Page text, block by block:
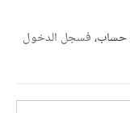
حساب،فسجل الدخول